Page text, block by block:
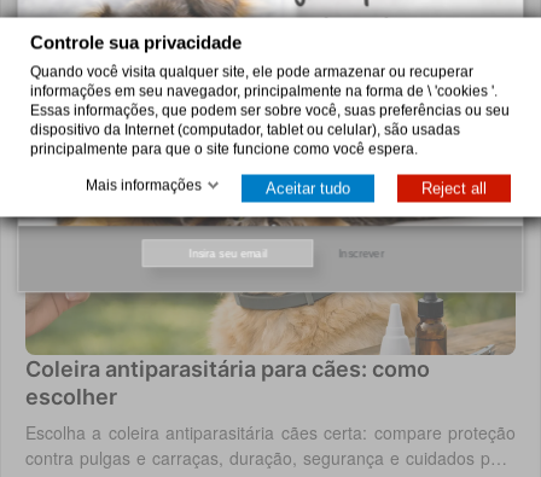
Inscrever
Saiba como escolher Pro Plan para cães e gatos conforme
idade, porte e necessidades como digestão, pele, peso ou
saúde urinária, com critério em casa.
5 de agosto de 2026
Coleira antiparasitária para cães: como
escolher
Escolha a coleira antiparasitária cães certa: compare proteção
contra pulgas e carraças, duração, segurança e cuidados para
Controle sua privacidade
Quando você visita qualquer site, ele pode armazenar ou recuperar
informações em seu navegador, principalmente na forma de \ 'cookies '.
Essas informações, que podem ser sobre você, suas preferências ou seu
dispositivo da Internet (computador, tablet ou celular), são usadas
principalmente para que o site funcione como você espera.
Mais informações Aceitar tudo Reject all